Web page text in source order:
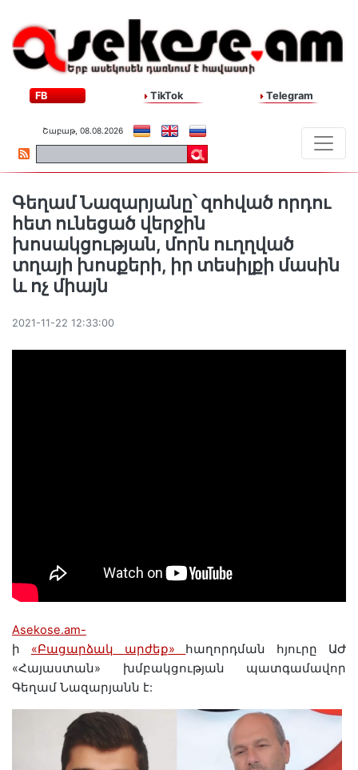
FB TikTok Telegram
Շաբաթ, 08.08.2026
Գեղամ Նազարյանը՝ զոհված որդու
հետ ունեցած վերջին
խոսակցության, մորն ուղղված
տղայի խոսքերի, իր տեսիլքի մասին
և ոչ միայն
2021-11-22 12:33:00
Asekose.am-
ի
«Բացարձակ արժեք» հաղորդման հյուրը
ԱԺ
«Հայաստան» խմբակցության
պատգամավոր
Գեղամ Նազարյանն է: